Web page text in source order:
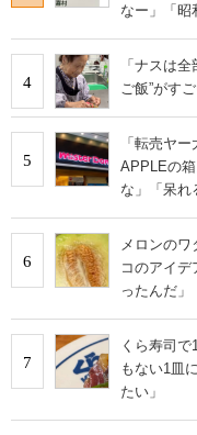
なー」「昭
4
「ナスは
ご飯”がす
5
「転売ヤ
APPLEの
な」「呆
6
メロンの
コのアイデ
ったんだ」
7
くら寿司
もない1皿
たい」